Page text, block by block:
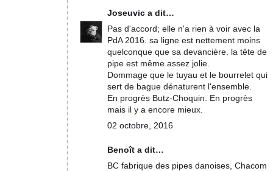
Joseuvic a dit…
Pas d'accord; elle n'a rien à voir avec la
PdA 2016. sa ligne est nettement moins
quelconque que sa devancière. la tête de
pipe est même assez jolie.
Dommage que le tuyau et le bourrelet qui
sert de bague dénaturent l'ensemble.
En progrès Butz-Choquin. En progrès
mais il y a encore mieux.
02 octobre, 2016
Benoît a dit…
BC fabrique des pipes danoises, Chacom